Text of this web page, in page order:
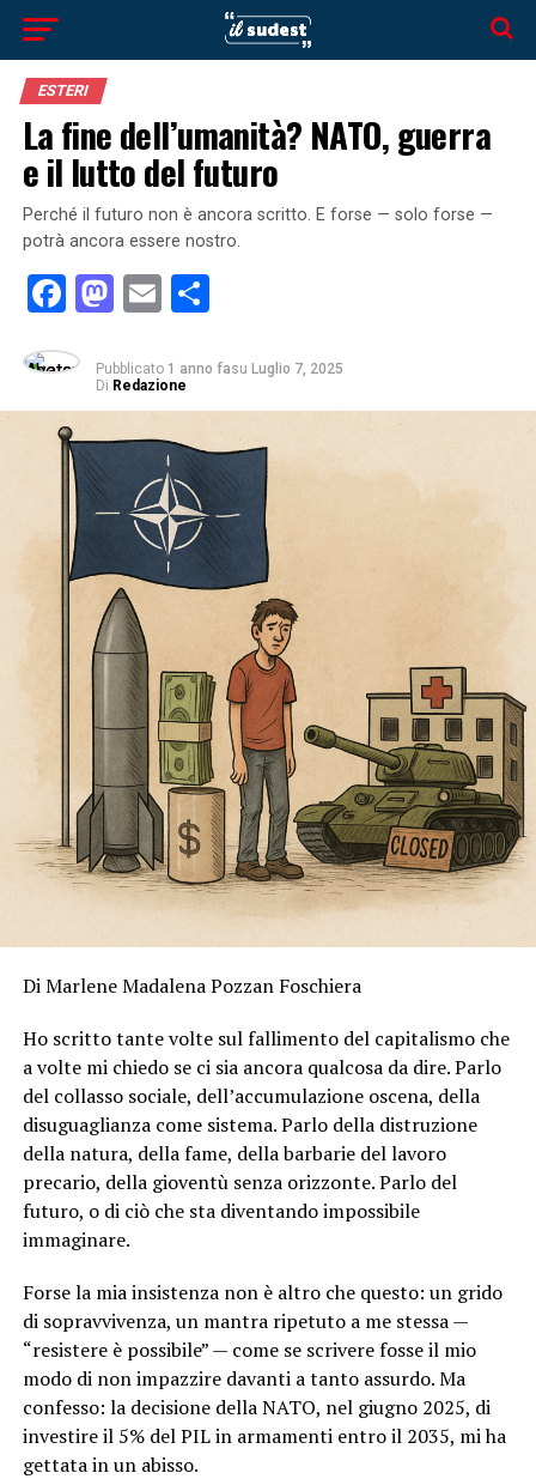
ESTERI
La fine dell’umanità? NATO, guerra
e il lutto del futuro
Perché il futuro non è ancora scritto. E forse — solo forse —
potrà ancora essere nostro.
Facebook
Mastodon
EmailCondividi
Pubblicato 1 anno fasu Luglio 7, 2025
Di Redazione
Di Marlene Madalena Pozzan Foschiera
Ho scritto tante volte sul fallimento del capitalismo che
a volte mi chiedo se ci sia ancora qualcosa da dire. Parlo
del collasso sociale, dell’accumulazione oscena, della
disuguaglianza come sistema. Parlo della distruzione
della natura, della fame, della barbarie del lavoro
precario, della gioventù senza orizzonte. Parlo del
futuro, o di ciò che sta diventando impossibile
immaginare.
Forse la mia insistenza non è altro che questo: un grido
di sopravvivenza, un mantra ripetuto a me stessa —
“resistere è possibile” — come se scrivere fosse il mio
modo di non impazzire davanti a tanto assurdo. Ma
confesso: la decisione della NATO, nel giugno 2025, di
investire il 5% del PIL in armamenti entro il 2035, mi ha
gettata in un abisso.